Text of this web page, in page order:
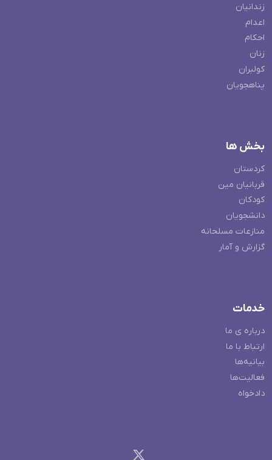
زندانیان
اعدام
احکام
زنان
کولبران
پناهجویان
بخش ها
کردستان
قربانیان مین
کودکان
دانشجویان
منازعات مسلحانه
گزارش و آمار
خدمات
درباره ی ما
ارتباط با ما
بیانیه‌ها
فعالیت‌ها
دادخواه